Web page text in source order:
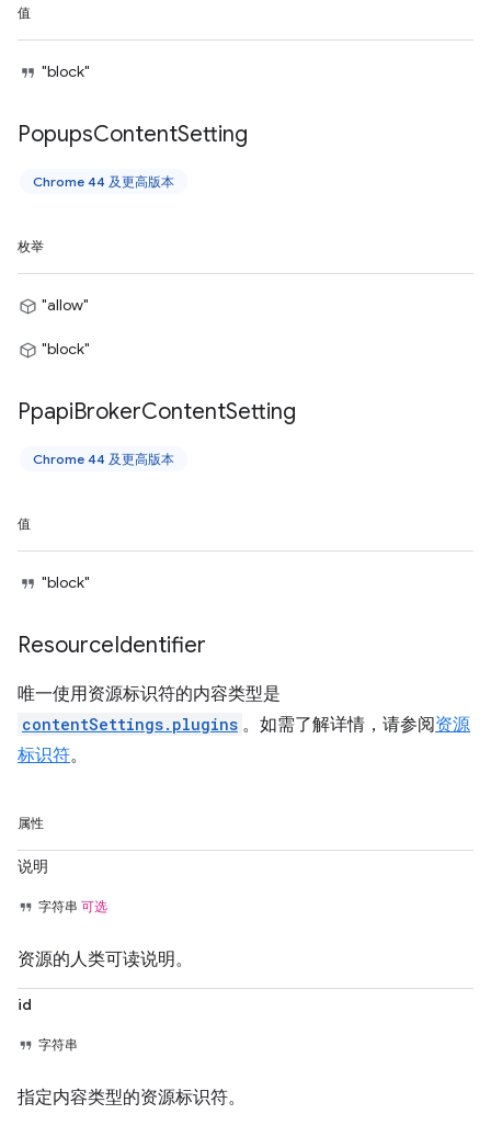
值
"block"
PopupsContentSetting
Chrome 44 及更高版本
枚举
"allow"
"block"
PpapiBrokerContentSetting
Chrome 44 及更高版本
值
"block"
ResourceIdentifier
唯一使用资源标识符的内容类型是
contentSettings.plugins 。如需了解详情，请参阅资源
标识符。
属性
说明
字符串 可选
资源的人类可读说明。
id
字符串
指定内容类型的资源标识符。